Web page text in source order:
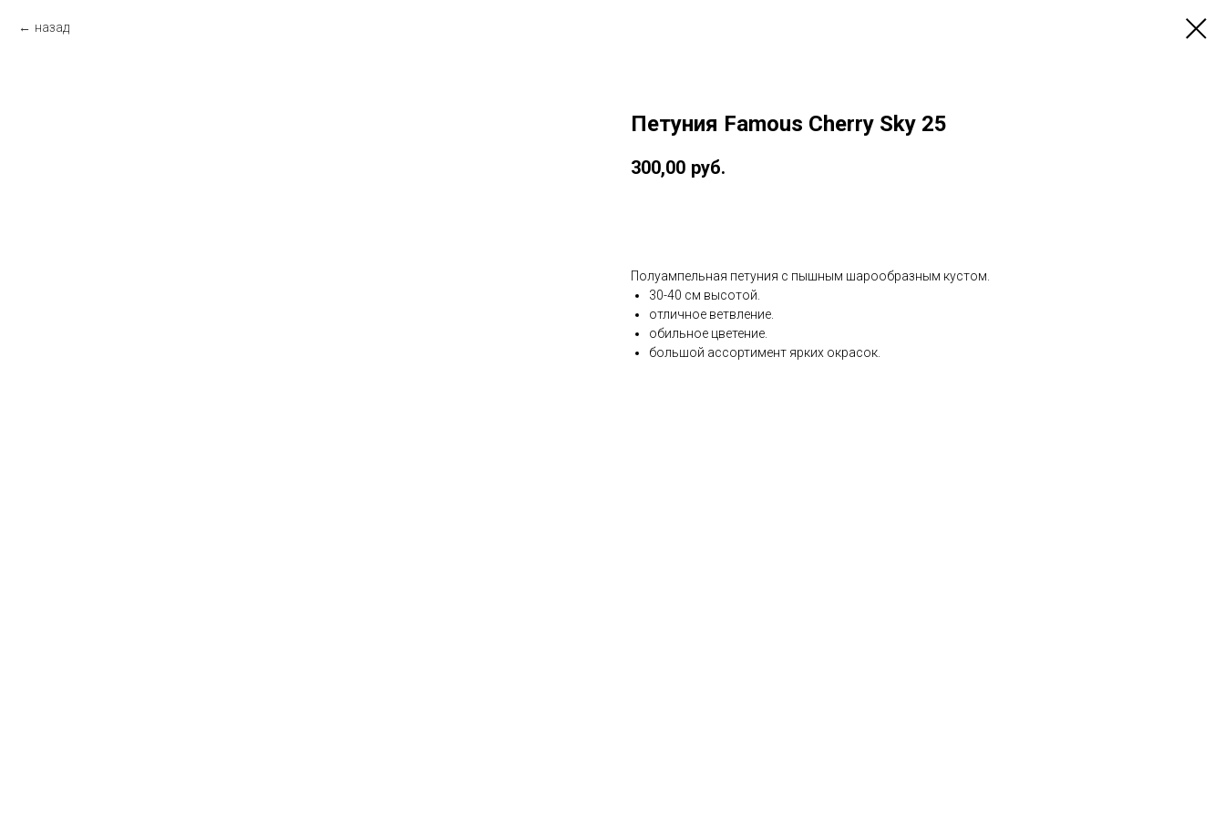
назад
Петуния Famous Cherry Sky 25
300,00 руб.
Полуампельная петуния с пышным шарообразным кустом.
30-40 см высотой.
отличное ветвление.
обильное цветение.
большой ассортимент ярких окрасок.